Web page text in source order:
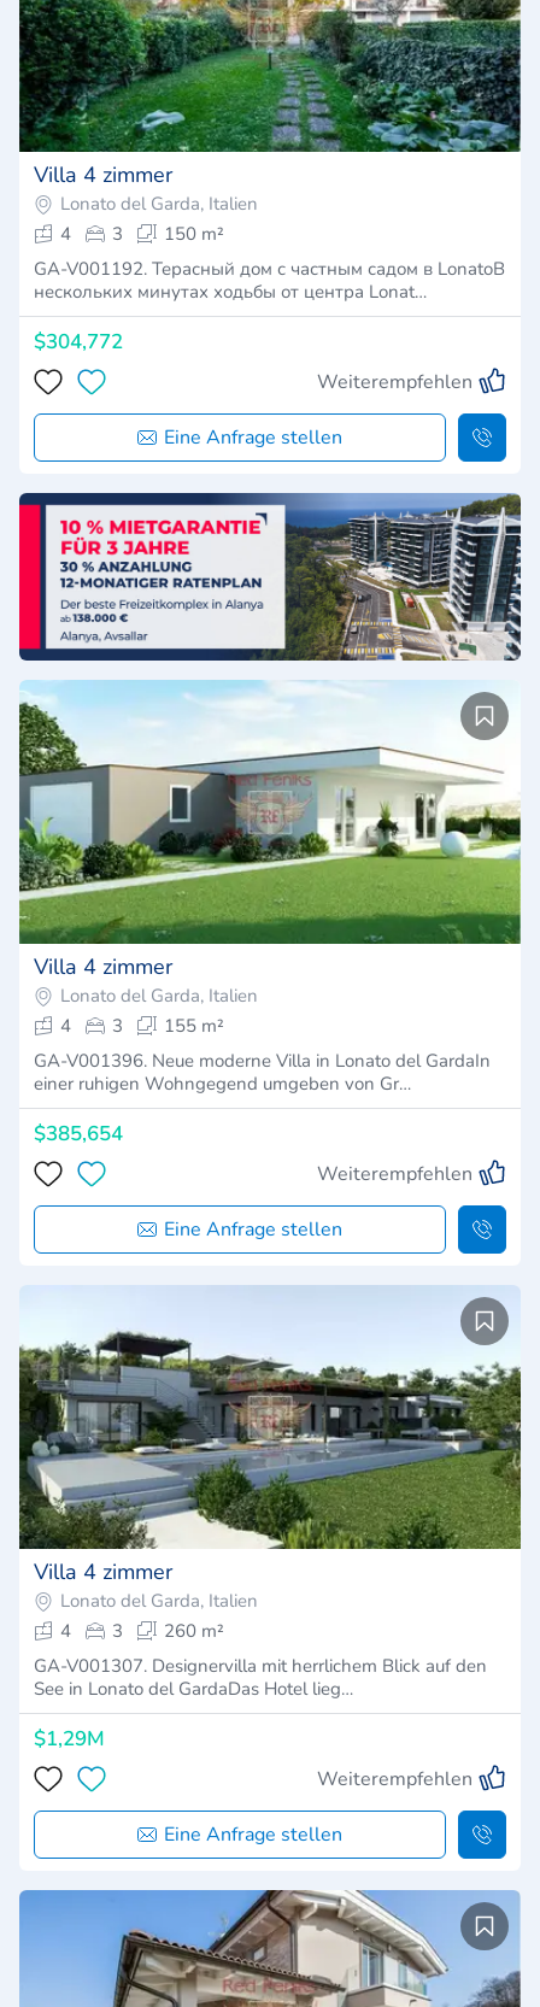
Villa 4 zimmer
Lonato del Garda, Italien
4
3
150 m²
GA-V001192. Терасный дом с частным садом в LonatoВ
нескольких минутах ходьбы от центра Lonat…
$304,772
Weiterempfehlen
Eine Anfrage stellen
Villa 4 zimmer
Lonato del Garda, Italien
4
3
155 m²
GA-V001396. Neue moderne Villa in Lonato del GardaIn
einer ruhigen Wohngegend umgeben von Gr…
$385,654
Weiterempfehlen
Eine Anfrage stellen
Villa 4 zimmer
Lonato del Garda, Italien
4
3
260 m²
GA-V001307. Designervilla mit herrlichem Blick auf den
See in Lonato del GardaDas Hotel lieg…
$1,29M
Weiterempfehlen
Eine Anfrage stellen